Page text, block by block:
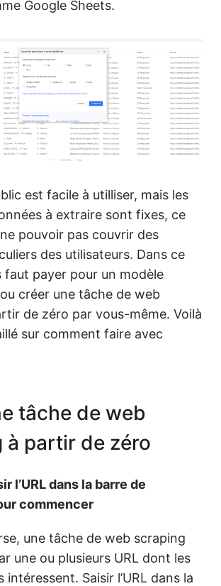
Google Sheets.
est facile à utilliser, mais les
à extraire sont fixes, ce
pouvoir pas couvrir des
des utilisateurs. Dans ce
faut payer pour un modèle
créer une tâche de web
de zéro par vous-même. Voilà
sur comment faire avec
tâche de web
à partir de zéro
l’URL dans la barre de
commencer
une tâche de web scraping
une ou plusieurs URL dont les
intéressent. Saisir l’URL dans la